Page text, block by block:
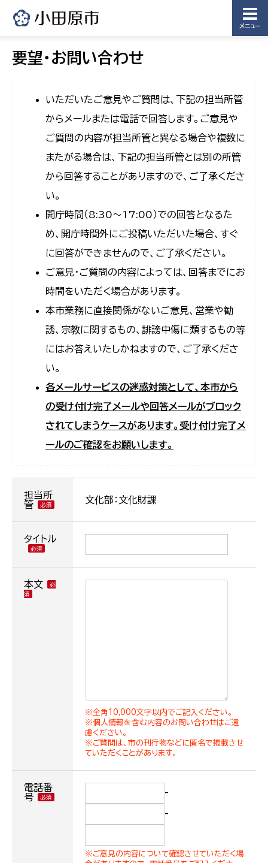
メニュー
要望・お問い合わせ
いただいたご意見やご質問は、下記の担当所管
からメールまたは電話で回答します。ご意見や
ご質問の内容が担当所管と異なる場合や複数に
またがる場合は、下記の担当所管とは別の所管
から回答することがありますので、ご了承くださ
い。
開庁時間（8:30〜17:00）での回答となるた
め、開庁時間外にご投稿いただいた場合、すぐ
に回答ができませんので、ご了承ください。
ご意見・ご質問の内容によっては、回答までにお
時間をいただく場合があります。
本市業務に直接関係がないご意見、営業や勧
誘、宗教に関するもの、誹謗中傷に類するもの等
にはお答えいたしかねますので、ご了承くださ
い。
各メールサービスの迷惑対策として、本市から
の受け付け完了メールや回答メールがブロック
されてしまうケースがあります。受け付け完了メ
ールのご確認をお願いします。
担当所
管
文化部：文化財課
タイトル
本文
※全角10,000文字以内でご記入ください。
※個人情報を含む内容のお問い合わせはご遠
慮ください。
※ご質問は、市の刊行物などに匿名で掲載させ
ていただくことがあります。
電話番
号
-
-
※ご意見の内容について確認させていただく場